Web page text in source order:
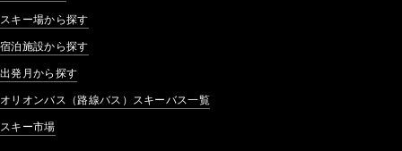
スキー場から探す
宿泊施設から探す
出発月から探す
オリオンバス（路線バス）スキーバス一覧
スキー市場